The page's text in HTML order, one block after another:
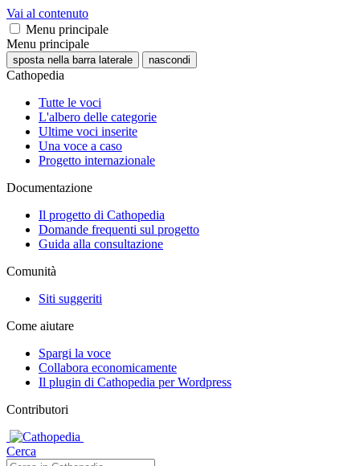
Vai al contenuto
Menu principale
Menu principale
sposta nella barra laterale nascondi
Cathopedia
Tutte le voci
L'albero delle categorie
Ultime voci inserite
Una voce a caso
Progetto internazionale
Documentazione
Il progetto di Cathopedia
Domande frequenti sul progetto
Guida alla consultazione
Comunità
Siti suggeriti
Come aiutare
Spargi la voce
Collabora economicamente
Il plugin di Cathopedia per Wordpress
Contributori
Cerca